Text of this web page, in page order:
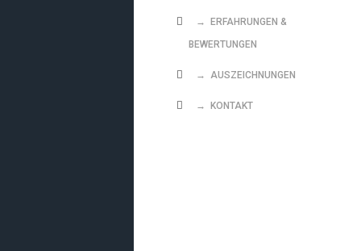
→ ERFAHRUNGEN &
BEWERTUNGEN
→ AUSZEICHNUNGEN
→ KONTAKT